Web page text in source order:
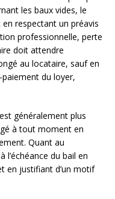
les baux vides, le
respectant un préavis
professionnelle, perte
doit attendre
au locataire, sauf en
du loyer,
généralement plus
à tout moment en
Quant au
du bail en
en justifiant d’un motif